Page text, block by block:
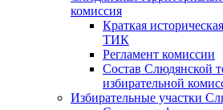
комиссия
Краткая
ТИК
Регламент комиссии
Состав Слюдянской
избирательной
Избирательные участки